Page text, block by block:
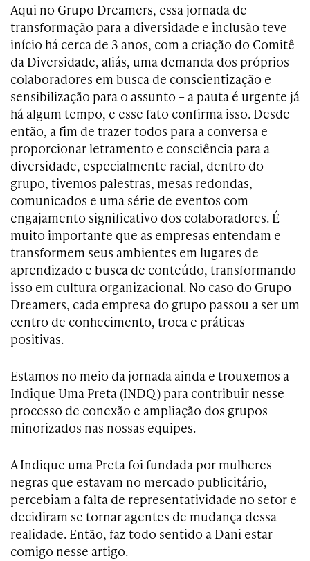
Aqui no Grupo Dreamers, essa jornada de
transformação para a diversidade e inclusão teve
início há cerca de 3 anos, com a criação do Comitê
da Diversidade, aliás, uma demanda dos próprios
colaboradores em busca de conscientização e
sensibilização para o assunto – a pauta é urgente já
há algum tempo, e esse fato confirma isso. Desde
então, a fim de trazer todos para a conversa e
proporcionar letramento e consciência para a
diversidade, especialmente racial, dentro do
grupo, tivemos palestras, mesas redondas,
comunicados e uma série de eventos com
engajamento significativo dos colaboradores. É
muito importante que as empresas entendam e
transformem seus ambientes em lugares de
aprendizado e busca de conteúdo, transformando
isso em cultura organizacional. No caso do Grupo
Dreamers, cada empresa do grupo passou a ser um
centro de conhecimento, troca e práticas
positivas.
Estamos no meio da jornada ainda e trouxemos a
Indique Uma Preta (INDQ) para contribuir nesse
processo de conexão e ampliação dos grupos
minorizados nas nossas equipes.
A Indique uma Preta foi fundada por mulheres
negras que estavam no mercado publicitário,
percebiam a falta de representatividade no setor e
decidiram se tornar agentes de mudança dessa
realidade. Então, faz todo sentido a Dani estar
comigo nesse artigo.